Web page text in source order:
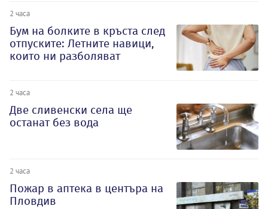
2 часа
Бум на болките в кръста след
отпуските: Летните навици,
които ни разболяват
2 часа
Две сливенски села ще
останат без вода
2 часа
Пожар в аптека в центъра на
Пловдив